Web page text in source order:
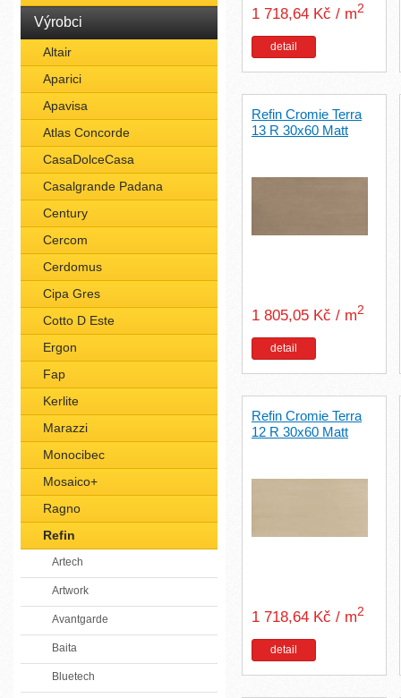
Výrobci
Altair
Aparici
Apavisa
Atlas Concorde
CasaDolceCasa
Casalgrande Padana
Century
Cercom
Cerdomus
Cipa Gres
Cotto D Este
Ergon
Fap
Kerlite
Marazzi
Monocibec
Mosaico+
Ragno
Refin
Artech
Artwork
Avantgarde
Baita
Bluetech
1 718,64 Kč / m2
detail
Refin Cromie Terra
13 R 30x60 Matt
1 805,05 Kč / m2
detail
Refin Cromie Terra
12 R 30x60 Matt
1 718,64 Kč / m2
detail